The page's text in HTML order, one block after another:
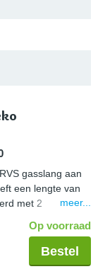
gasslang aan
een lengte van
met 2
De tape wordt
set is Gastec
meer...
Op voorraad
Bestel